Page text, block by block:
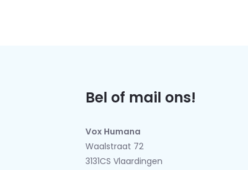
Bel of mail ons!
Vox Humana
Waalstraat 72
3131CS Vlaardingen